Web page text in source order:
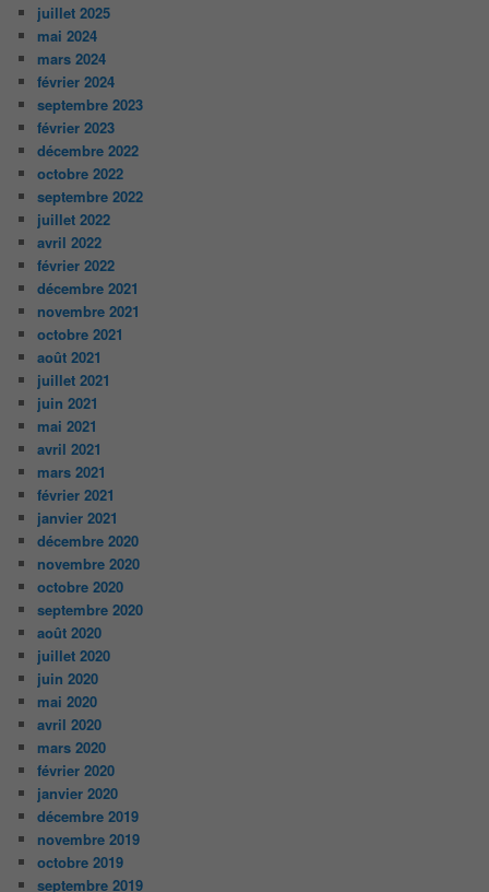
juillet 2025
mai 2024
mars 2024
février 2024
septembre 2023
février 2023
décembre 2022
octobre 2022
septembre 2022
juillet 2022
avril 2022
février 2022
décembre 2021
novembre 2021
octobre 2021
août 2021
juillet 2021
juin 2021
mai 2021
avril 2021
mars 2021
février 2021
janvier 2021
décembre 2020
novembre 2020
octobre 2020
septembre 2020
août 2020
juillet 2020
juin 2020
mai 2020
avril 2020
mars 2020
février 2020
janvier 2020
décembre 2019
novembre 2019
octobre 2019
septembre 2019